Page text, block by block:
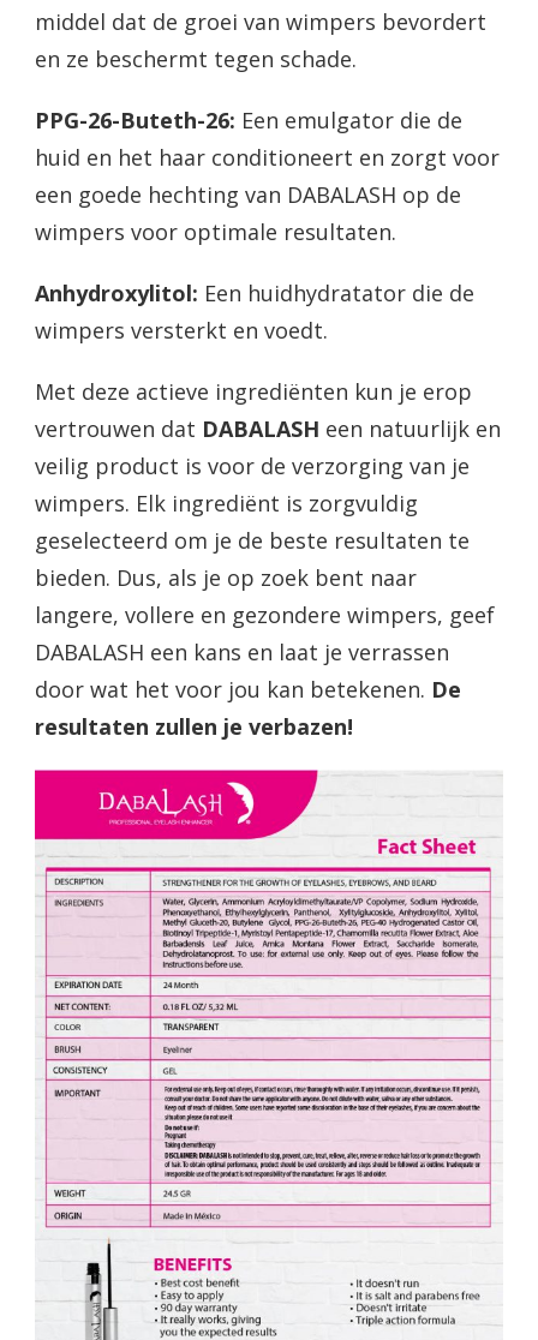
middel dat de groei van wimpers bevordert
en ze beschermt tegen schade.
PPG-26-Buteth-26: Een emulgator die de
huid en het haar conditioneert en zorgt voor
een goede hechting van DABALASH op de
wimpers voor optimale resultaten.
Anhydroxylitol: Een huidhydratator die de
wimpers versterkt en voedt.
Met deze actieve ingrediënten kun je erop
vertrouwen dat DABALASH een natuurlijk en
veilig product is voor de verzorging van je
wimpers. Elk ingrediënt is zorgvuldig
geselecteerd om je de beste resultaten te
bieden. Dus, als je op zoek bent naar
langere, vollere en gezondere wimpers, geef
DABALASH een kans en laat je verrassen
door wat het voor jou kan betekenen. De
resultaten zullen je verbazen!